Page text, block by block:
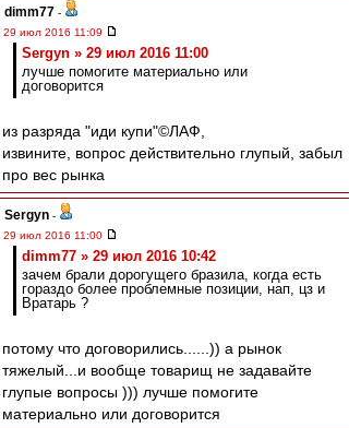
dimm77 -
29 июл 2016 11:09
Sergyn » 29 июл 2016 11:00
лучше помогите материально или
договорится
из разряда "иди купи"©ЛАФ,
извините, вопрос действительно глупый, забыл
про вес рынка
Sergyn -
29 июл 2016 11:00
dimm77 » 29 июл 2016 10:42
зачем брали дорогущего бразила, когда есть
гораздо более проблемные позиции, нап, цз и
Вратарь ?
потому что договорились......)) а рынок
тяжелый...и вообще товарищ не задавайте
глупые вопросы ))) лучше помогите
материально или договорится